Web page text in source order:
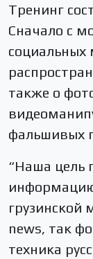
Тренинг
Сначало с
социальных
также о
фальшивых
“Наша цель
грузинской
news, так
техника